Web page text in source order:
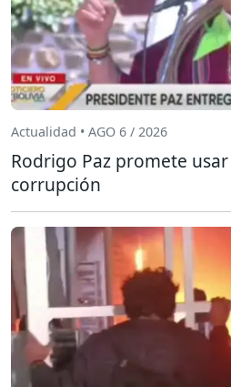
Actualidad • AGO 6 / 2026
Rodrigo Paz promete
corrupción